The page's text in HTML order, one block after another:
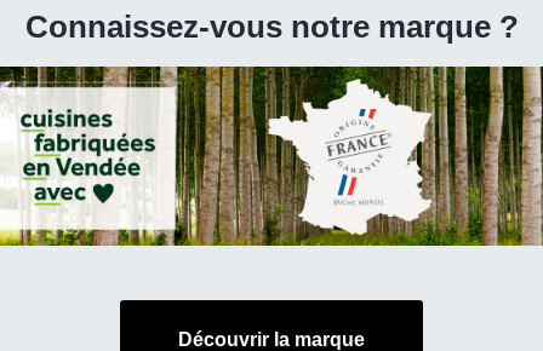
Connaissez-vous notre marque ?
Découvrir la marque